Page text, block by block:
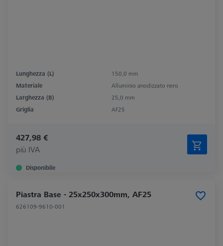
Lunghezza (L)
150,0 mm
Materiale
Alluminio anodizzato nero
Larghezza (B)
25,0 mm
Griglia
AF25
427,98 €
più IVA
Disponibile
Piastra Base - 25x250x300mm, AF25
626109-9610-001